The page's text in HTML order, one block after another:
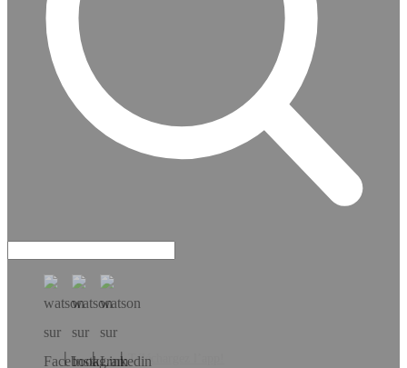
Téléchargez l’app!